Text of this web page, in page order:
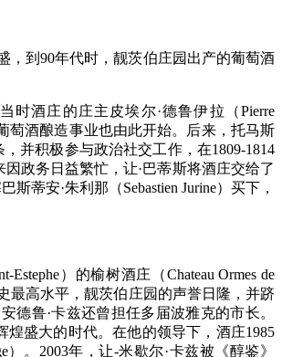
，到90年代时，靓茨伯庄园出产的葡萄酒
时酒庄的庄主皮埃尔·德鲁伊拉（Pierre
萄酒酿造事业也由此开始。后来，托马斯
并积极参与政治社交工作，在1809-1814
政务日益繁忙，让·巴蒂斯将酒庄交给了
斯蒂安·朱利那（Sebastien Jurine）买下，
）的榆树酒庄（Chateau Ormes de
最高水平，靓茨伯庄园的声誉日隆，并跻
德鲁·卡兹还曾担任多届波雅克的市长。
煌盛大的时代。在他的领导下，酒庄1985
。2003年，让-米歇尔·卡兹被《醇鉴》